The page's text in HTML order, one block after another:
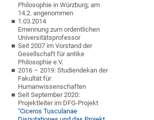
Philosophie in Würzburg; am
14.2. angenommen
1.03.2014
Ernennung zum ordentlichen
Universitätsprofessor
Seit 2007 im Vorstand der
Gesellschaft für antike
Philosophie e.V.
2016 – 2019: Studiendekan der
Fakultät für
Humanwissenschaften
Seit September 2020:
Projektleiter im DFG-Projekt
"Ciceros Tusculanae